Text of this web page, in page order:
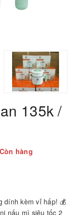
135k /
Còn hàng
dính kèm vỉ hấp! 💰
nấu mì siêu tốc 2